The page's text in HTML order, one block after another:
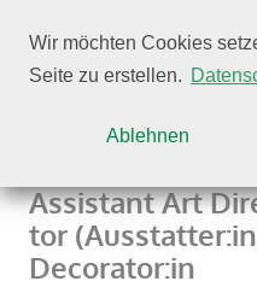
Wir möchten Cookies
Seite zu erstellen.
Ablehnen
Assi­stant Art
tor
Deco­ra­tor:in